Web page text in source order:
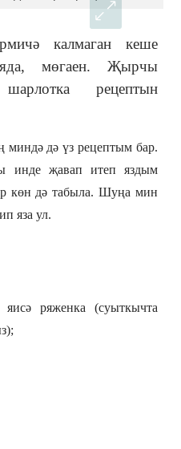
калмаган кеше
мөгаен. Җырчы
рецептын
дә үз рецептым бар.
инде җавап итеп яздым
көн дә табыла. Шуңа мин
яза ул.
ряженка (суыткычта